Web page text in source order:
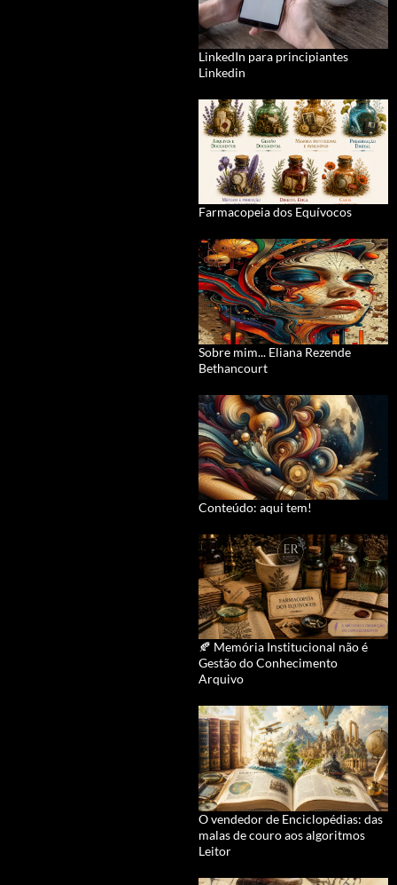
LinkedIn para principiantes
Linkedin
Farmacopeia dos Equívocos
Sobre mim... Eliana Rezende
Bethancourt
Conteúdo: aqui tem!
🍂 Memória Institucional não é
Gestão do Conhecimento
Arquivo
O vendedor de Enciclopédias: das
malas de couro aos algoritmos
Leitor